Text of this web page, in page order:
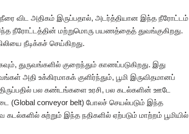
நீரை விட அதிகம் இருப்பதால், அடர்த்தியான இந்த நீரோட்டம்
நீரோட்டத்தின் மற்றுமொரு பயணத்தைத் துவங்குகிறது.
நீடிக்கச் செய்கிறது.
துருவங்களில் குறைந்தும் காணப்படுகிறது. இது
அதி உக்கிரமாகக் குளிர்ந்தும், பூமி இருவிதமானப்
பல கண்டங்களை உரசி, பல கடல்களின் ஊடே
(Global conveyor belt) போலச் செயல்படும் இந்த
சுற்றும் இந்த நதிகளில் ஏற்படும் மாற்றம் பூமியில்